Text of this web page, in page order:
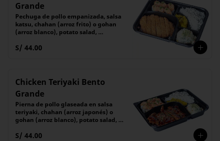
Grande
Pechuga de pollo empanizada, salsa
katsu, chahan (arroz frito) o gohan
(arroz blanco), potato salad,
S/ 44.00
Chicken Teriyaki Bento
Grande
Pierna de pollo glaseada en salsa
teriyaki, chahan (arroz japonés) o
gohan (arroz blanco), potato salad,
S/ 44.00